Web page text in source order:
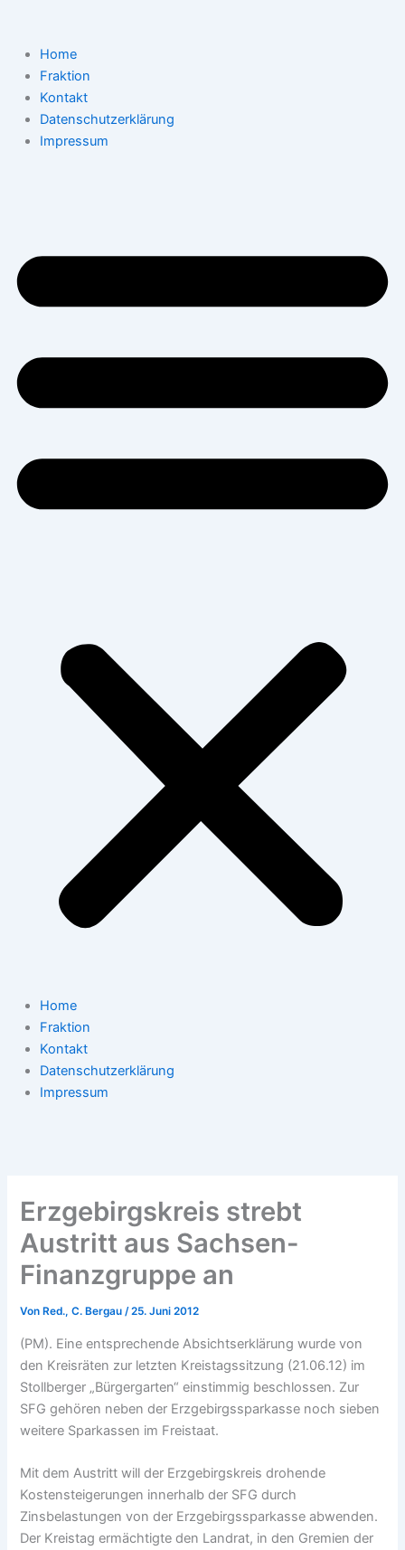
springenHome
Fraktion
Kontakt
Datenschutzerklärung
Impressum
Home
Fraktion
Kontakt
Datenschutzerklärung
Impressum
Erzgebirgskreis strebt
Austritt aus Sachsen-
Finanzgruppe an
Von Red., C. Bergau/25. Juni 2012
(PM). Eine entsprechende Absichtserklärung wurde von
den Kreisräten zur letzten Kreistagssitzung (21.06.12) im
Stollberger „Bürgergarten“ einstimmig beschlossen. Zur
SFG gehören neben der Erzgebirgssparkasse noch sieben
weitere Sparkassen im Freistaat.
Mit dem Austritt will der Erzgebirgskreis drohende
Kostensteigerungen innerhalb der SFG durch
Zinsbelastungen von der Erzgebirgssparkasse abwenden.
Der Kreistag ermächtigte den Landrat, in den Gremien der